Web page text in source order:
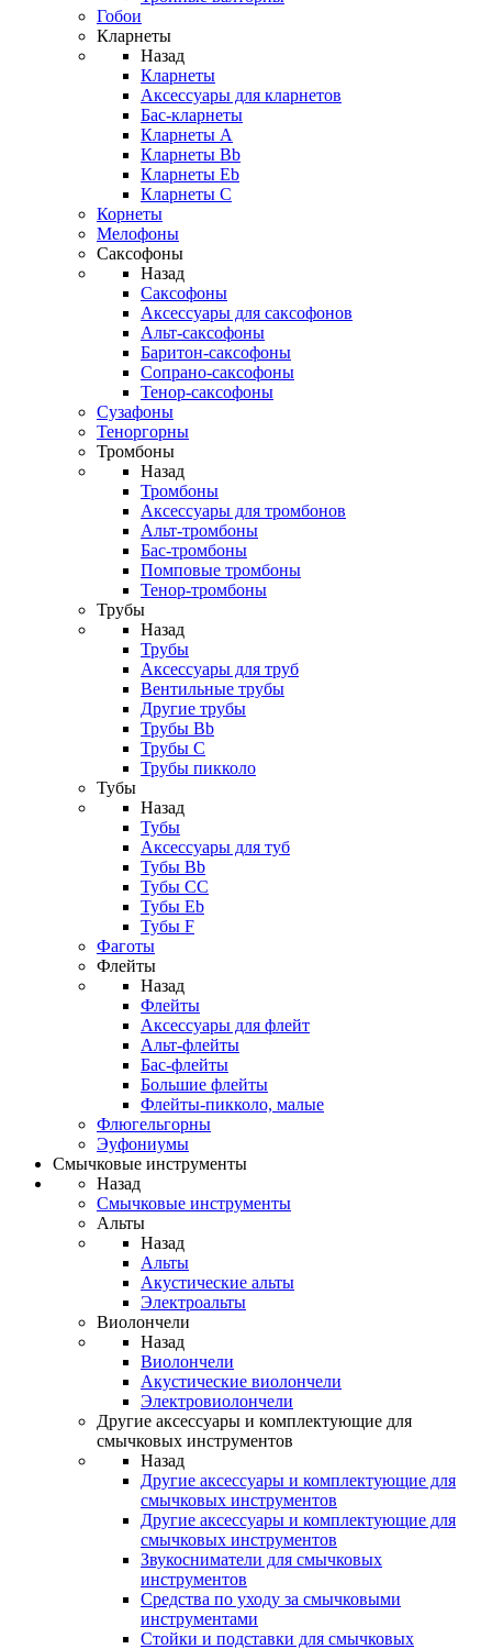
Гобои
Кларнеты
Назад
Кларнеты
Аксессуары для кларнетов
Бас-кларнеты
Кларнеты A
Кларнеты Bb
Кларнеты Eb
Кларнеты С
Корнеты
Мелофоны
Саксофоны
Назад
Саксофоны
Аксессуары для саксофонов
Альт-саксофоны
Баритон-саксофоны
Сопрано-саксофоны
Тенор-саксофоны
Сузафоны
Теноргорны
Тромбоны
Назад
Тромбоны
Аксессуары для тромбонов
Альт-тромбоны
Бас-тромбоны
Помповые тромбоны
Тенор-тромбоны
Трубы
Назад
Трубы
Аксессуары для труб
Вентильные трубы
Другие трубы
Трубы Bb
Трубы C
Трубы пикколо
Тубы
Назад
Тубы
Аксессуары для туб
Тубы Bb
Тубы CC
Тубы Eb
Тубы F
Фаготы
Флейты
Назад
Флейты
Аксессуары для флейт
Альт-флейты
Бас-флейты
Большие флейты
Флейты-пикколо, малые
Флюгельгорны
Эуфониумы
Смычковые инструменты
Назад
Смычковые инструменты
Альты
Назад
Альты
Акустические альты
Электроальты
Виолончели
Назад
Виолончели
Акустические виолончели
Электровиолончели
Другие аксессуары и комплектующие для
смычковых инструментов
Назад
Другие аксессуары и комплектующие для
смычковых инструментов
Другие аксессуары и комплектующие для
смычковых инструментов
Звукосниматели для смычковых
инструментов
Средства по уходу за смычковыми
инструментами
Стойки и подставки для смычковых